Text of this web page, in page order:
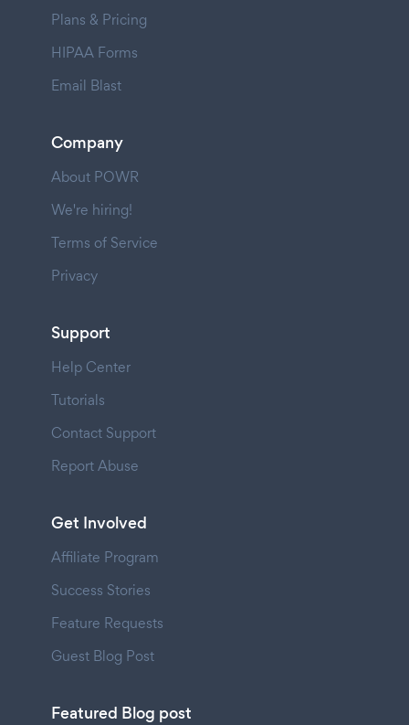
Plans & Pricing
HIPAA Forms
Email Blast
Company
About POWR
We're hiring!
Terms of Service
Privacy
Support
Help Center
Tutorials
Contact Support
Report Abuse
Get Involved
Affiliate Program
Success Stories
Feature Requests
Guest Blog Post
Featured Blog post